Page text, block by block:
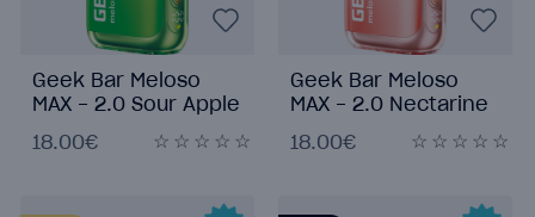
Geek Bar Meloso
MAX - 2.0 Sour Apple
18.00€
Geek Bar Meloso
MAX - 2.0 Nectarine
18.00€